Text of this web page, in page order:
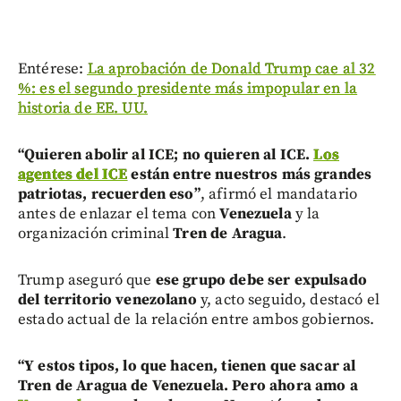
Entérese: La aprobación de Donald Trump cae al 32
%: es el segundo presidente más impopular en la
historia de EE. UU.
“Quieren abolir al ICE; no quieren al ICE.Los
agentes del ICEestán entre nuestros más grandes
patriotas, recuerden eso”, afirmó el mandatario
antes de enlazar el tema conVenezuelay la
organización criminalTren de Aragua.
Trump aseguró que ese grupo debe ser expulsado
del territorio venezolano y, acto seguido, destacó el
estado actual de la relación entre ambos gobiernos.
“Y estos tipos, lo que hacen, tienen que sacar al
Tren de Aragua de Venezuela. Pero ahora amo a